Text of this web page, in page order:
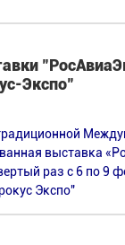
Экспо"
выставка
раз с 6 по 9
Экспо"